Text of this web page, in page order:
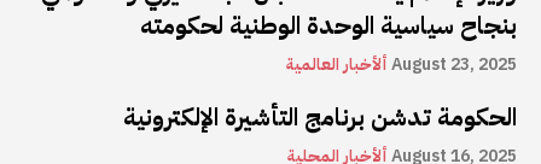
بنجاح سياسية الوحدة الوطنية لحكومته
ألأخبار العالميةAugust 23, 2025
الحكومة تدشن برنامج التأشيرة الإلكترونية
ألأخبار المحليةAugust 16, 2025